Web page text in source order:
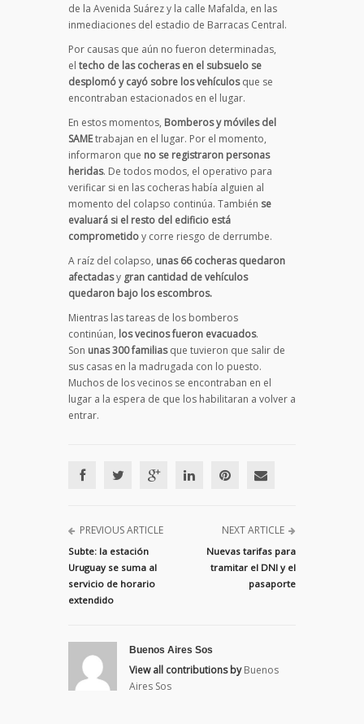
de la Avenida Suárez y la calle Mafalda, en las
inmediaciones del estadio de Barracas Central.
Por causas que aún no fueron determinadas,
el techo de las cocheras en el subsuelo se
desplomó y cayó sobre los vehículosque se
encontraban estacionados en el lugar.
En estos momentos, Bomberos y móviles del
SAMEtrabajan en el lugar. Por el momento,
informaron que no se registraron personas
heridas. De todos modos, el operativo para
verificar si en las cocheras había alguien al
momento del colapso continúa. También se
evaluará si el resto del edificio está
comprometidoy corre riesgo de derrumbe.
A raíz del colapso, unas 66 cocheras quedaron
afectadasy gran cantidad de vehículos
quedaron bajo los escombros.
Mientras las tareas de los bomberos
continúan, los vecinos fueron evacuados.
Son unas 300 familiasque tuvieron que salir de
sus casas en la madrugada con lo puesto.
Muchos de los vecinos se encontraban en el
lugar a la espera de que los habilitaran a volver a
entrar.
PREVIOUS ARTICLE
Subte: la estación
Uruguay se suma al
servicio de horario
extendido
NEXT ARTICLE
Nuevas tarifas para
tramitar el DNI y el
pasaporte
Buenos Aires Sos
View all contributions by Buenos
Aires Sos